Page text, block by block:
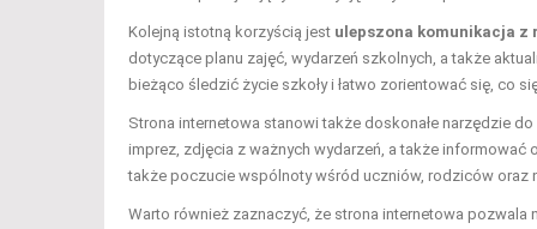
Kolejną istotną korzyścią jest ulepszona komunikacja z
dotyczące planu zajęć, wydarzeń szkolnych, a także
bieżąco śledzić życie szkoły i łatwo zorientować się, co
Strona internetowa stanowi także doskonałe narzędzie do
imprez, zdjęcia z ważnych wydarzeń, a także informować
także poczucie wspólnoty wśród uczniów, rodziców
Warto również zaznaczyć, że strona internetowa pozwala